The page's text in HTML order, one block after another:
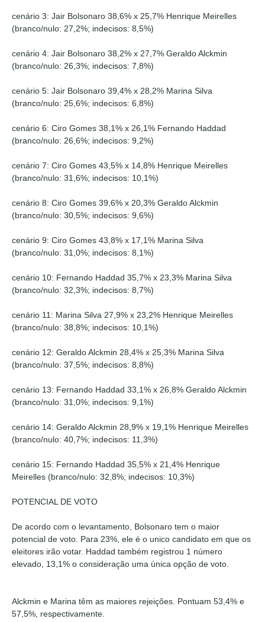
cenário 3: Jair Bolsonaro 38,6% x 25,7% Henrique Meirelles
(branco/nulo: 27,2%; indecisos: 8,5%)
cenário 4: Jair Bolsonaro 38,2% x 27,7% Geraldo Alckmin
(branco/nulo: 26,3%; indecisos: 7,8%)
cenário 5: Jair Bolsonaro 39,4% x 28,2% Marina Silva
(branco/nulo: 25,6%; indecisos: 6,8%)
cenário 6: Ciro Gomes 38,1% x 26,1% Fernando Haddad
(branco/nulo: 26,6%; indecisos: 9,2%)
cenário 7: Ciro Gomes 43,5% x 14,8% Henrique Meirelles
(branco/nulo: 31,6%; indecisos: 10,1%)
cenário 8: Ciro Gomes 39,6% x 20,3% Geraldo Alckmin
(branco/nulo: 30,5%; indecisos: 9,6%)
cenário 9: Ciro Gomes 43,8% x 17,1% Marina Silva
(branco/nulo: 31,0%; indecisos: 8,1%)
cenário 10: Fernando Haddad 35,7% x 23,3% Marina Silva
(branco/nulo: 32,3%; indecisos: 8,7%)
cenário 11: Marina Silva 27,9% x 23,2% Henrique Meirelles
(branco/nulo: 38,8%; indecisos: 10,1%)
cenário 12: Geraldo Alckmin 28,4% x 25,3% Marina Silva
(branco/nulo: 37,5%; indecisos: 8,8%)
cenário 13: Fernando Haddad 33,1% x 26,8% Geraldo Alckmin
(branco/nulo: 31,0%; indecisos: 9,1%)
cenário 14: Geraldo Alckmin 28,9% x 19,1% Henrique Meirelles
(branco/nulo: 40,7%; indecisos: 11,3%)
cenário 15: Fernando Haddad 35,5% x 21,4% Henrique
Meirelles (branco/nulo: 32,8%; indecisos: 10,3%)
POTENCIAL DE VOTO
De acordo com o levantamento, Bolsonaro tem o maior
potencial de voto. Para 23%, ele é o unico candidato em que os
eleitores irão votar. Haddad também registrou 1 número
elevado, 13,1% o consideração uma única opção de voto.
Alckmin e Marina têm as maiores rejeições. Pontuam 53,4% e
57,5%, respectivamente.